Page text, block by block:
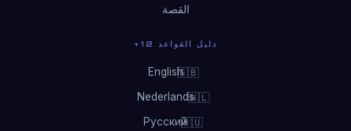
القصة
دليل القواعد 12+
🇬🇧
English
🇳🇱
Nederlands
🇷🇺
Русский